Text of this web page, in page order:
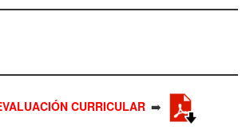
CURRICULAR ➡️